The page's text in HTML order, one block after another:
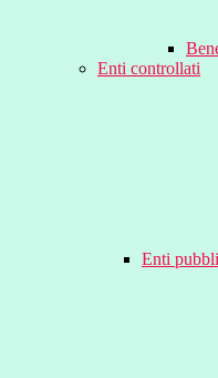
Enti controllati
Enti